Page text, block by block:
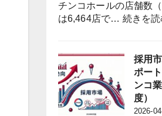
チンコホールの店舗数（
は6,464店で… 続きを読
採用
ポー
ンコ
度）
2026-